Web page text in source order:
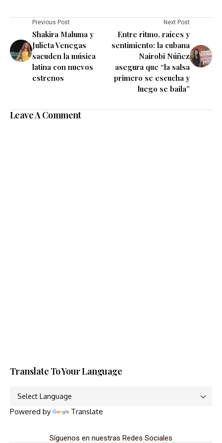
Previous Post
Shakira Maluma y
Julieta Venegas
sacuden la música
latina con nuevos
estrenos
Next Post
Entre ritmo, raíces y
sentimiento: la cubana
Nairobi Núñez
asegura que “la salsa
primero se escucha y
luego se baila”
Leave A Comment
Translate To Your Language
Powered by Translate
Síguenos en nuestras Redes Sociales